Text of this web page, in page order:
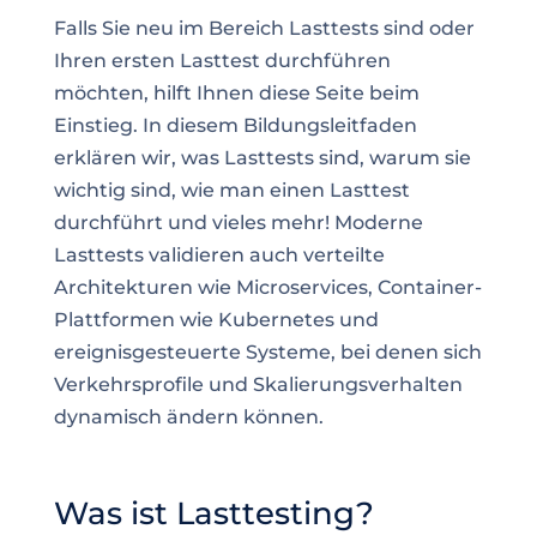
Falls Sie neu im Bereich Lasttests sind oder
Ihren ersten Lasttest durchführen
möchten, hilft Ihnen diese Seite beim
Einstieg. In diesem Bildungsleitfaden
erklären wir, was Lasttests sind, warum sie
wichtig sind, wie man einen Lasttest
durchführt und vieles mehr! Moderne
Lasttests validieren auch verteilte
Architekturen wie Microservices, Container-
Plattformen wie Kubernetes und
ereignisgesteuerte Systeme, bei denen sich
Verkehrsprofile und Skalierungsverhalten
dynamisch ändern können.
Was ist Lasttesting?